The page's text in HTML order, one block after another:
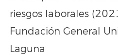
riesgos laborales
Fundación General
Laguna